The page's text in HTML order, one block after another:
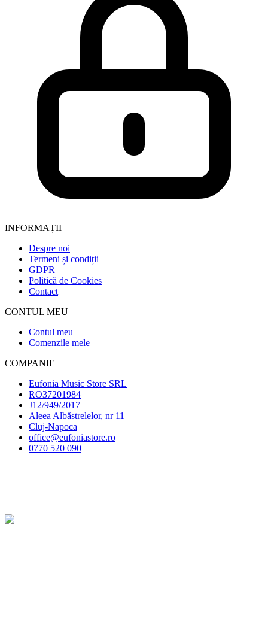
INFORMAȚII
Despre noi
Termeni și condiții
GDPR
Politică de Cookies
Contact
CONTUL MEU
Contul meu
Comenzile mele
COMPANIE
Eufonia Music Store SRL
RO37201984
J12/949/2017
Aleea Albăstrelelor, nr 11
Cluj-Napoca
office@eufoniastore.ro
0770 520 090